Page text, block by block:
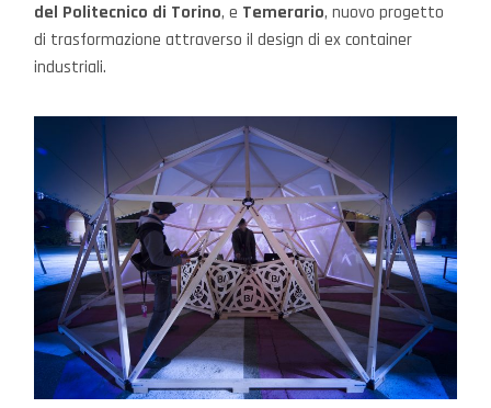
del Politecnico di Torino, e Temerario, nuovo progetto
di trasformazione attraverso il design di ex container
industriali.